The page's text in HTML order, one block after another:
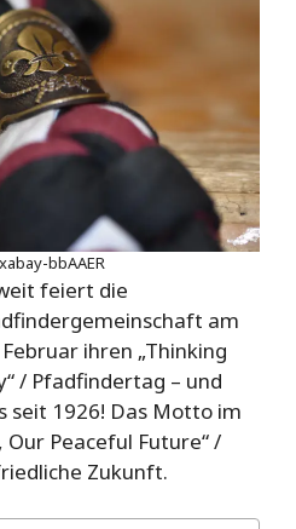
bbAAER
feiert die
am
ihren „Thinking
/ Pfadfindertag – und
seit 1926! Das Motto im
Our Peaceful Future“ /
Zukunft.